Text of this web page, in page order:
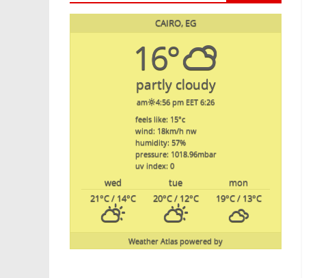
CAIRO, EG
16°
partly cloudy
6:26 am
4:56 pm EET
feels like: 15°c
wind: 18km/h nw
humidity: 57%
pressure: 1018.96mbar
uv index: 0
mon
tue
wed
19°C/ 13°C
20°C/ 12°C
21°C/ 14°C
powered by
Weather Atlas